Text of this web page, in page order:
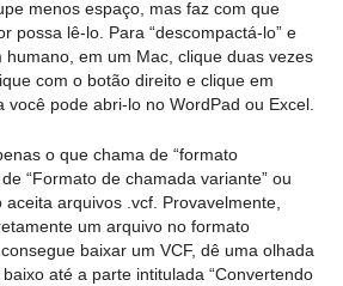
menos espaço, mas faz com que
possa lê-lo. Para “descompactá-lo” e
em um Mac, clique duas vezes
com o botão direito e clique em
você pode abri-lo no WordPad ou Excel.
o que chama de “formato
“Formato de chamada variante” ou
aceita arquivos .vcf. Provavelmente,
um arquivo no formato
baixar um VCF, dê uma olhada
até a parte intitulada “Convertendo